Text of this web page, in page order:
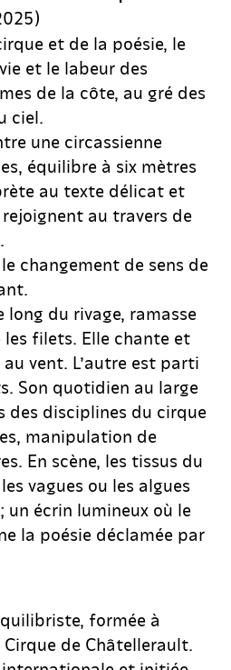
et de la poésie, le
et le labeur des
de la côte, au gré des
ciel.
une circassienne
équilibre à six mètres
au texte délicat et
rejoignent au travers de
changement de sens de
du rivage, ramasse
les filets. Elle chante et
vent. L’autre est parti
Son quotidien au large
des disciplines du cirque
manipulation de
En scène, les tissus du
vagues ou les algues
un écrin lumineux où le
la poésie déclamée par
formée à
de Châtellerault.